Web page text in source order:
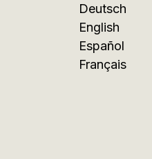
Deutsch
English
Español
Français